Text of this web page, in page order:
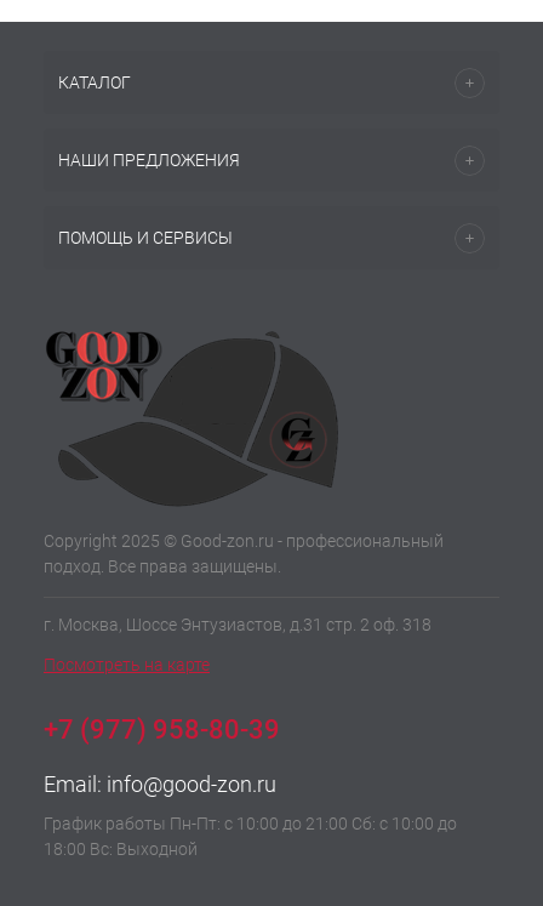
КАТАЛОГ
НАШИ ПРЕДЛОЖЕНИЯ
ПОМОЩЬ И СЕРВИСЫ
Copyright 2025 © Good-zon.ru - профессиональный
подход. Все права защищены.
г. Москва, Шоссе Энтузиастов, д.31 стр. 2 оф. 318
Посмотреть на карте
+7 (977) 958-80-39
Email: info@good-zon.ru
График работы Пн-Пт: с 10:00 до 21:00 Сб: с 10:00 до
18:00 Вс: Выходной